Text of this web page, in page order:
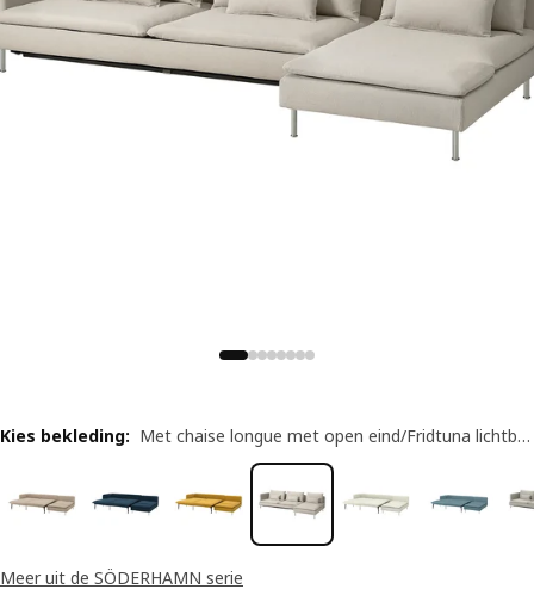
Meer uit de SÖDERHAMN serie
Kies bekleding: Met chaise longue met open eind/Fridtuna lichtbeige